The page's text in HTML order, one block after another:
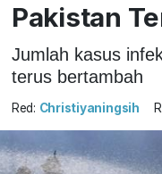
Pakistan
Jumlah kasus
terus bertambah
Red: Christiyaningsih